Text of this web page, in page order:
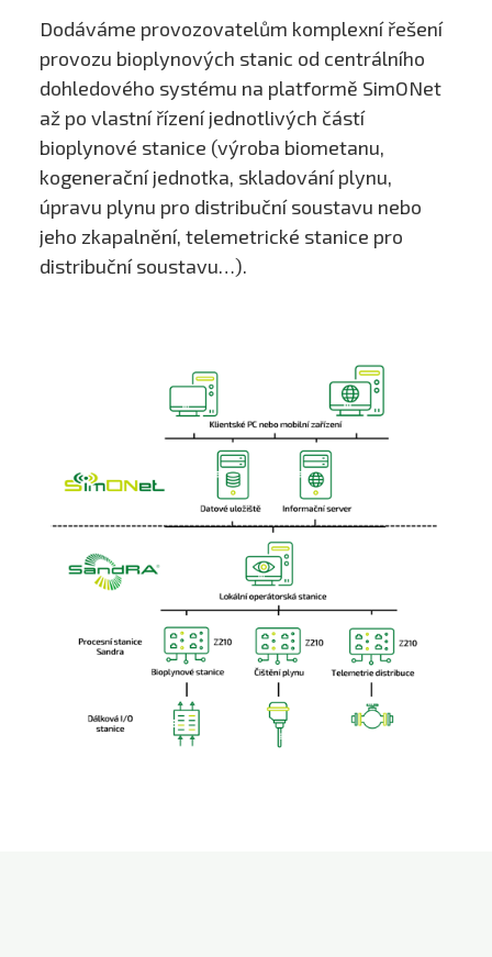
Dodáváme provozovatelům komplexní řešení
provozu bioplynových stanic od centrálního
dohledového systému na platformě SimONet
až po vlastní řízení jednotlivých částí
bioplynové stanice (výroba biometanu,
kogenerační jednotka, skladování plynu,
úpravu plynu pro distribuční soustavu nebo
jeho zkapalnění, telemetrické stanice pro
distribuční soustavu…).